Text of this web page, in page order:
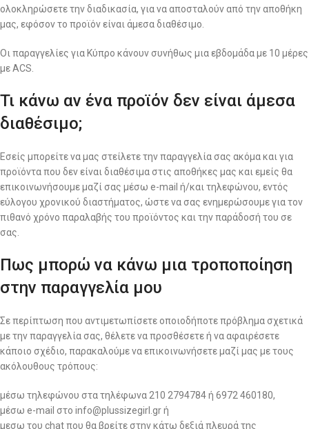
ολοκληρώσετε την διαδικασία, για να αποσταλούν από την αποθήκη
μας, εφόσον το προϊόν είναι άμεσα διαθέσιμο.
Οι παραγγελίες για Κύπρο κάνουν συνήθως μια εβδομάδα με 10 μέρες
με ACS.
Τι κάνω αν ένα προϊόν δεν είναι άμεσα
διαθέσιμο;
Εσείς μπορείτε να μας στείλετε την παραγγελία σας ακόμα και για
προϊόντα που δεν είναι διαθέσιμα στις αποθήκες μας και εμείς θα
επικοινωνήσουμε μαζί σας μέσω e-mail ή/και τηλεφώνου, εντός
εύλογου χρονικού διαστήματος, ώστε να σας ενημερώσουμε για τον
πιθανό χρόνο παραλαβής του προϊόντος και την παράδοσή του σε
σας.
Πως μπορώ να κάνω μια τροποποίηση
στην παραγγελία μου
Σε περίπτωση που αντιμετωπίσετε οποιοδήποτε πρόβλημα σχετικά
με την παραγγελία σας, θέλετε να προσθέσετε ή να αφαιρέσετε
κάποιο σχέδιο, παρακαλούμε να επικοινωνήσετε μαζί μας με τους
ακόλουθους τρόπους:
μέσω τηλεφώνου στα τηλέφωνα 210 2794784 ή 6972 460180,
μέσω e-mail στο info@plussizegirl.gr ή
μεσω του chat που θα βρείτε στην κάτω δεξιά πλευρά της